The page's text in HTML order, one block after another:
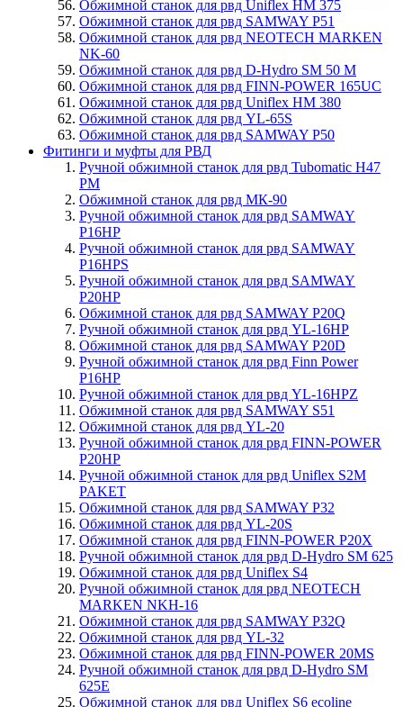
Обжимной станок для рвд Uniflex HM 375
Обжимной станок для рвд SAMWAY P51
Обжимной станок для рвд NEOTECH MARKEN
NK-60
Обжимной станок для рвд D-Hydro SM 50 M
Обжимной станок для рвд FINN-POWER 165UC
Обжимной станок для рвд Uniflex HM 380
Обжимной станок для рвд YL-65S
Обжимной станок для рвд SAMWAY P50
Фитинги и муфты для РВД
Ручной обжимной станок для рвд Tubomatic H47
PM
Обжимной станок для рвд МК-90
Ручной обжимной станок для рвд SAMWAY
P16HP
Ручной обжимной станок для рвд SAMWAY
P16HPS
Ручной обжимной станок для рвд SAMWAY
P20HP
Обжимной станок для рвд SAMWAY P20Q
Ручной обжимной станок для рвд YL-16HP
Обжимной станок для рвд SAMWAY P20D
Ручной обжимной станок для рвд Finn Power
P16HP
Ручной обжимной станок для рвд YL-16HPZ
Обжимной станок для рвд SAMWAY S51
Обжимной станок для рвд YL-20
Ручной обжимной станок для рвд FINN-POWER
P20HP
Ручной обжимной станок для рвд Uniflex S2M
PAKET
Обжимной станок для рвд SAMWAY P32
Обжимной станок для рвд YL-20S
Обжимной станок для рвд FINN-POWER P20X
Ручной обжимной станок для рвд D-Hydro SM 625
Обжимной станок для рвд Uniflex S4
Ручной обжимной станок для рвд NEOTECH
MARKEN NKH-16
Обжимной станок для рвд SAMWAY P32Q
Обжимной станок для рвд YL-32
Обжимной станок для рвд FINN-POWER 20MS
Ручной обжимной станок для рвд D-Hydro SM
625E
Обжимной станок для рвд Uniflex S6 ecoline